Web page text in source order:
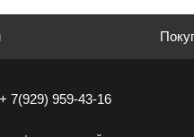
7(929) 959-43-16